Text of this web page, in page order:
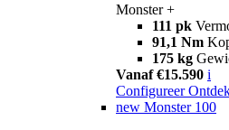
Monster +
111 pk
91,1 Nm
175 kg
Vanaf €15.590 i
Configureer
new Monster 100